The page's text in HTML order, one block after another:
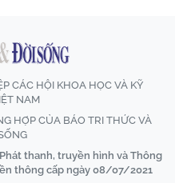
CÁC HỘI KHOA HỌC VÀ KỸ
NAM
HỢP CỦA BÁO TRI THỨC VÀ
thanh, truyền hình và Thông
thông cấp ngày 08/07/2021